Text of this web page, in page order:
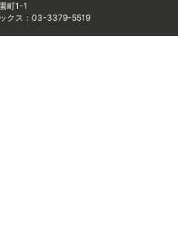
町1-1
クス：03-3379-5519